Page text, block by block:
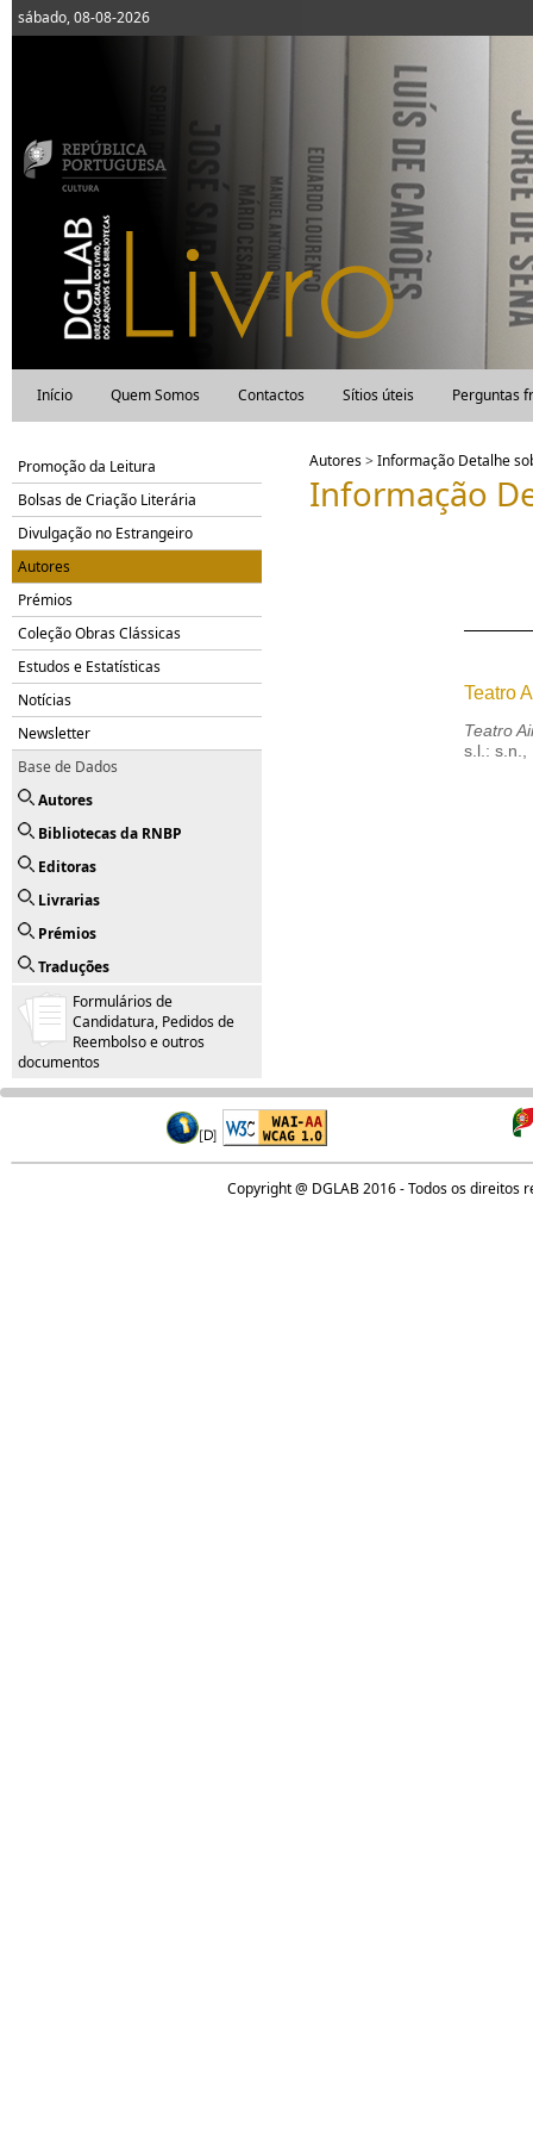
sábado, 08-08-2026
Início Quem Somos Contactos Sítios úteis Perguntas
Promoção da Leitura
Bolsas de Criação Literária
Divulgação no Estrangeiro
Autores
Prémios
Coleção Obras Clássicas
Estudos e Estatísticas
Notícias
Newsletter
Base de Dados
Autores
Bibliotecas da RNBP
Editoras
Livrarias
Prémios
Traduções
Formulários de
Candidatura, Pedidos de
Reembolso e outros
documentos
Autores>Informação Detalhe
Informação
Teatro
Teatro
s.l.: s.n.,
Copyright @ DGLAB 2016 - Todos os